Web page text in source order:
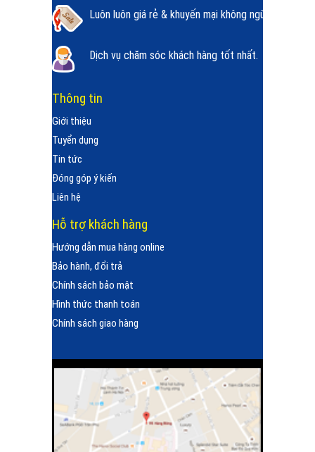
Luôn luôn giá rẻ & khuyến mại không ngừng.
Dịch vụ chăm sóc khách hàng tốt nhất.
Thông tin
Giới thiệu
Tuyển dụng
Tin tức
Đóng góp ý kiến
Liên hệ
Hỗ trợ khách hàng
Hướng dẫn mua hàng online
Bảo hành, đổi trả
Chính sách bảo mật
Hình thức thanh toán
Chính sách giao hàng